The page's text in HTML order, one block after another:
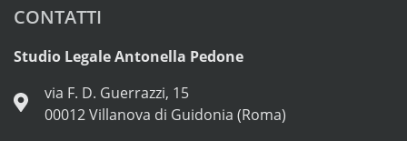
CONTATTI
Studio Legale Antonella Pedone
via F. D. Guerrazzi, 15
00012 Villanova di Guidonia (Roma)